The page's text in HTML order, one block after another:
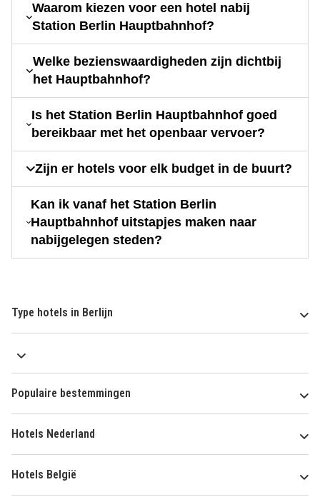
Waarom kiezen voor een hotel nabij
Station Berlin Hauptbahnhof?
Welke bezienswaardigheden zijn dichtbij
het Hauptbahnhof?
Is het Station Berlin Hauptbahnhof goed
bereikbaar met het openbaar vervoer?
Zijn er hotels voor elk budget in de buurt?
Kan ik vanaf het Station Berlin
Hauptbahnhof uitstapjes maken naar
nabijgelegen steden?
Type hotels in Berlijn
Populaire bestemmingen
Hotels Nederland
Hotels België